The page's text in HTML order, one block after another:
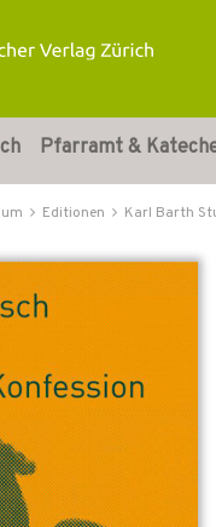
Pfarramt &
Editionen Karl Barth